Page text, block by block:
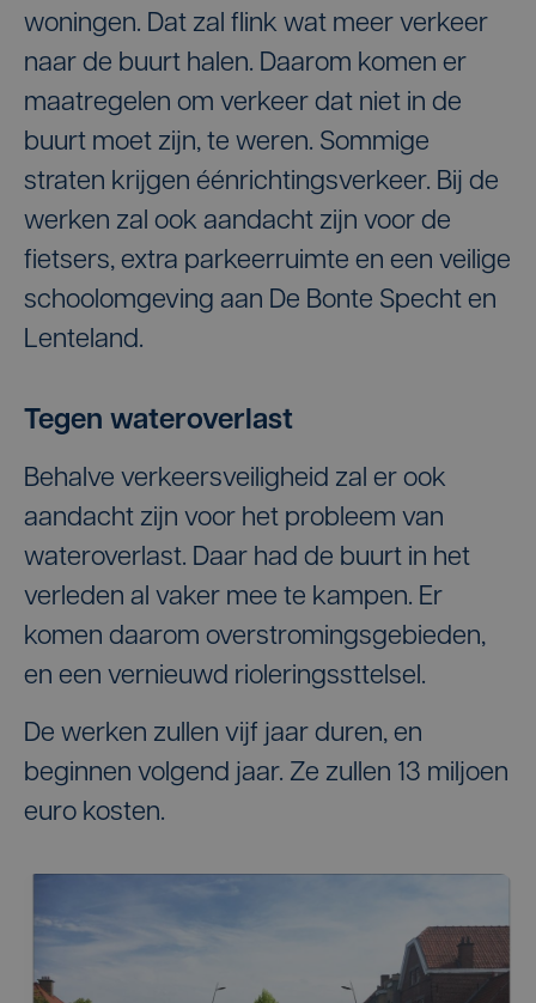
woningen. Dat zal flink wat meer verkeer
naar de buurt halen. Daarom komen er
maatregelen om verkeer dat niet in de
buurt moet zijn, te weren. Sommige
straten krijgen éénrichtingsverkeer. Bij de
werken zal ook aandacht zijn voor de
fietsers, extra parkeerruimte en een veilige
schoolomgeving aan De Bonte Specht en
Lenteland.
Tegen wateroverlast
Behalve verkeersveiligheid zal er ook
aandacht zijn voor het probleem van
wateroverlast. Daar had de buurt in het
verleden al vaker mee te kampen. Er
komen daarom overstromingsgebieden,
en een vernieuwd rioleringssttelsel.
De werken zullen vijf jaar duren, en
beginnen volgend jaar. Ze zullen 13 miljoen
euro kosten.